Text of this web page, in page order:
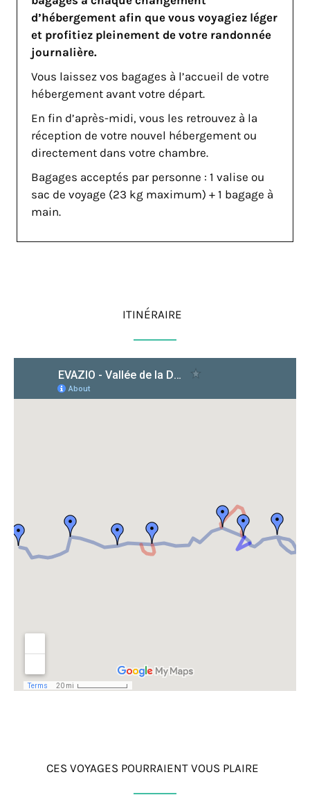
d’hébergement afin que vous voyagiez léger
et profitiez pleinement de votre randonnée
journalière.
Vous laissez vos bagages à l’accueil de votre
hébergement avant votre départ.
En fin d’après-midi, vous les retrouvez à la
réception de votre nouvel hébergement ou
directement dans votre chambre.
Bagages acceptés par personne : 1 valise ou
sac de voyage (23 kg maximum) + 1 bagage à
main.
ITINÉRAIRE
CES VOYAGES POURRAIENT VOUS PLAIRE